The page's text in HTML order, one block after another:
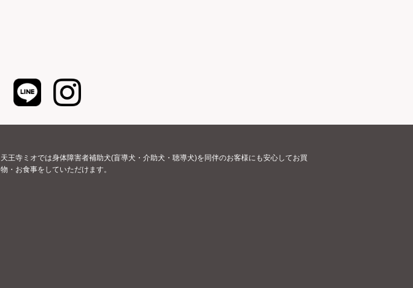
天王寺ミオでは身体障害者補助犬(盲導犬・介助犬・聴導犬)を同伴のお客様にも安心してお買
物・お食事をしていただけます。